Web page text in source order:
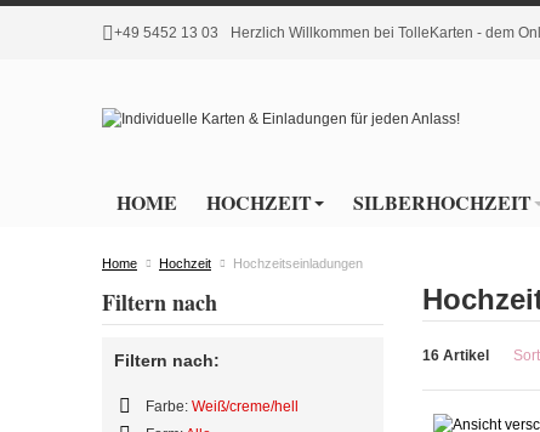
+49 5452 13 03 Herzlich Willkommen bei TolleKarten - dem
HOME HOCHZEIT SILBERHOCHZEIT
Home Hochzeit Hochzeitseinladungen
16 Artikel
Filtern nach
Filtern nach:
Farbe: Weiß/creme/hell
Diesen